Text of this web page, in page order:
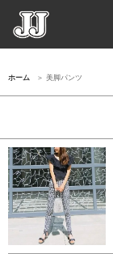
ホーム 美脚パンツ